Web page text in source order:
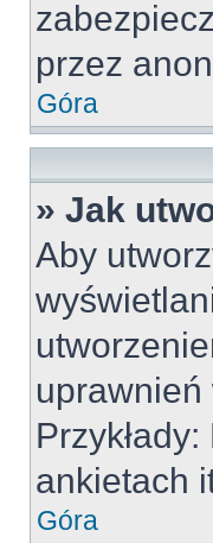
przez
Góra
» Jak
Aby
ankietach
Góra